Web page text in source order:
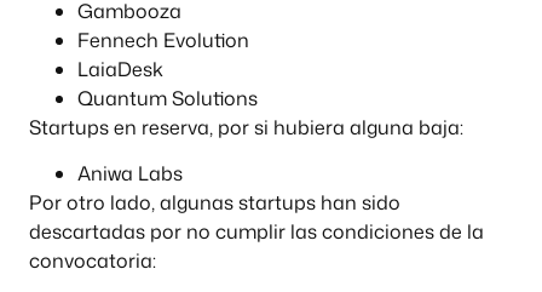
Gambooza
Fennech Evolution
LaiaDesk
Quantum Solutions
Startups en reserva, por si hubiera alguna baja:
Aniwa Labs
Por otro lado, algunas startups han sido
descartadas por no cumplir las condiciones de la
convocatoria: